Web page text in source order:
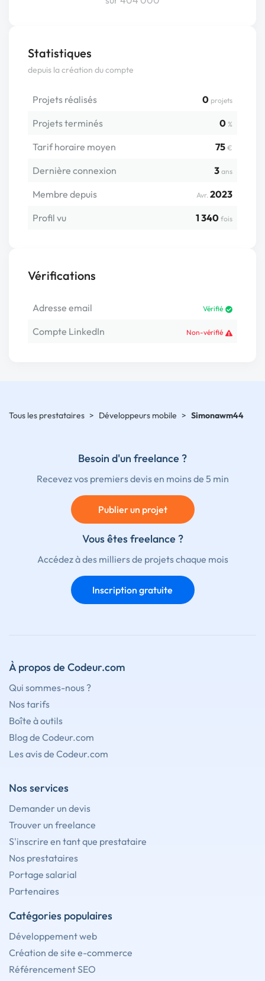
Statistiques
depuis la création du compte
Projets réalisés 0 projets
Projets terminés 0 %
Tarif horaire moyen 75 €
Dernière connexion 3 ans
Membre depuis Avr. 2023
Profil vu
1 340 fois
Vérifications
Adresse email Vérifié
Compte LinkedIn Non-vérifié
Tous les prestataires > Développeurs mobile > Simonawm44
Besoin d'un freelance ?
Recevez vos premiers devis en moins de 5 min
Publier un projet
Vous êtes freelance ?
Accédez à des milliers de projets chaque mois
Inscription gratuite
À propos de Codeur.com
Qui sommes-nous ?
Nos tarifs
Boîte à outils
Blog de Codeur.com
Les avis de Codeur.com
Nos services
Demander un devis
Trouver un freelance
S'inscrire en tant que prestataire
Nos prestataires
Portage salarial
Partenaires
Catégories populaires
Développement web
Création de site e-commerce
Référencement SEO